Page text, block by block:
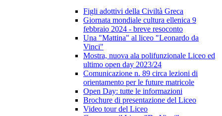
Figli adottivi della Civiltà Greca
Giornata mondiale cultura ellenica 9
febbraio 2024 - breve resoconto
Una "Mattina" al liceo "Leonardo da
Vinci"
Mostra, nuova ala polifunzionale Liceo ed
ultimo open day 2023/24
Comunicazione n. 89 circa lezioni di
orientamento per le future matricole
Open Day: tutte le informazioni
Brochure di presentazione del Liceo
Video tour del Liceo